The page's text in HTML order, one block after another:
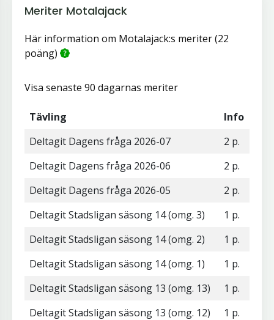
Meriter Motalajack
Här information om Motalajack:s meriter (22
poäng)
Visa senaste 90 dagarnas meriter
Tävling
Info
Deltagit Dagens fråga 2026-07
2 p.
Deltagit Dagens fråga 2026-06
2 p.
Deltagit Dagens fråga 2026-05
2 p.
Deltagit Stadsligan säsong 14 (omg. 3)
1 p.
Deltagit Stadsligan säsong 14 (omg. 2)
1 p.
Deltagit Stadsligan säsong 14 (omg. 1)
1 p.
Deltagit Stadsligan säsong 13 (omg. 13)
1 p.
Deltagit Stadsligan säsong 13 (omg. 12)
1 p.